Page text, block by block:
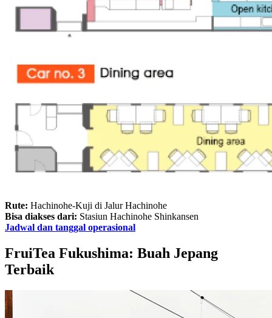
Rute: Hachinohe-Kuji di Jalur Hachinohe
Bisa diakses dari: Stasiun Hachinohe Shinkansen
Jadwal dan tanggal operasional
FruiTea Fukushima: Buah Jepang
Terbaik